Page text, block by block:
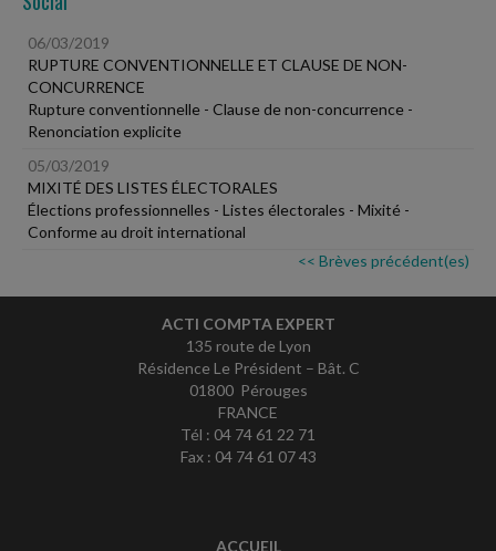
06/03/2019
RUPTURE CONVENTIONNELLE ET CLAUSE DE NON-
CONCURRENCE
Rupture conventionnelle - Clause de non-concurrence -
Renonciation explicite
05/03/2019
MIXITÉ DES LISTES ÉLECTORALES
Élections professionnelles - Listes électorales - Mixité -
Conforme au droit international
<< Brèves précédent(es)
ACTI COMPTA EXPERT
135 route de Lyon
Résidence Le Président – Bât. C
01800 Pérouges
FRANCE
Tél : 04 74 61 22 71
Fax : 04 74 61 07 43
ACCUEIL